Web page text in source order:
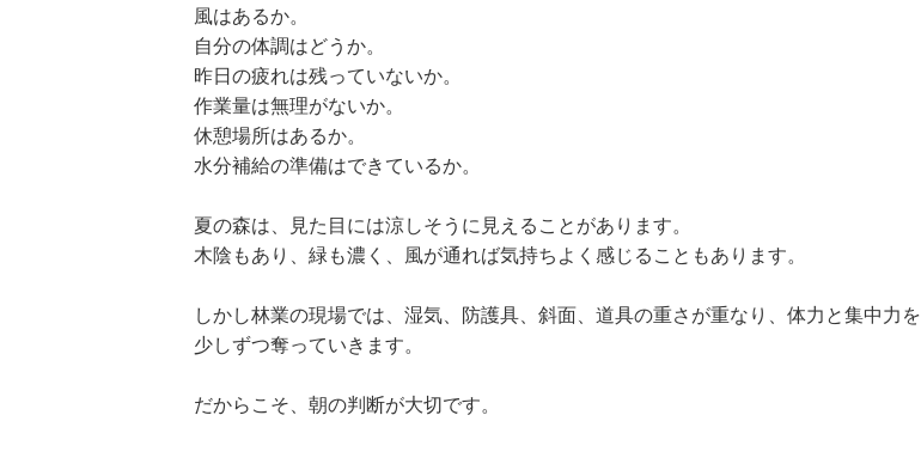
風はあるか。
自分の体調はどうか。
昨日の疲れは残っていないか。
作業量は無理がないか。
休憩場所はあるか。
水分補給の準備はできているか。
夏の森は、見た目には涼しそうに見えることがあります。
木陰もあり、緑も濃く、風が通れば気持ちよく感じることもあります。
しかし林業の現場では、湿気、防護具、斜面、道具の重さが重なり、体力と集中力を
少しずつ奪っていきます。
だからこそ、朝の判断が大切です。